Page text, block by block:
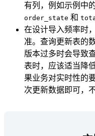
有列，例如示例中
order_state 和
在设计导入频率时
准。查询更新表的
版本过多时会导致
表时，应该适当降
果业务对实时性的
次更新数据即可，